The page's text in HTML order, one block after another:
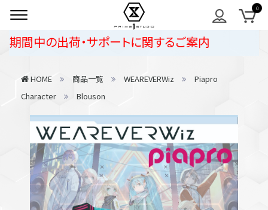
の出荷・サポートに関するご案内
HOME 商品一覧 WEAREVERWiz
Piapro
Character
Blouson